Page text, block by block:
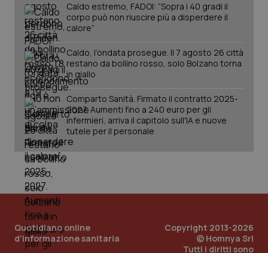
Caldo estremo, FADOI: “Sopra i 40 gradi il
corpo può non riuscire più a disperdere il
calore”
Caldo, l’ondata prosegue. Il 7 agosto 26 città
restano da bollino rosso, solo Bolzano torna
in giallo
Comparto Sanità. Firmato il contratto 2025-
2027. Aumenti fino a 240 euro per gli
infermieri, arriva il capitolo sull'IA e nuove
tutele per il personale
Quotidiano online
d'informazione sanitaria
Copyright 2013-2026
© Homnya Srl
Tutti i diritti sono
PHP.net